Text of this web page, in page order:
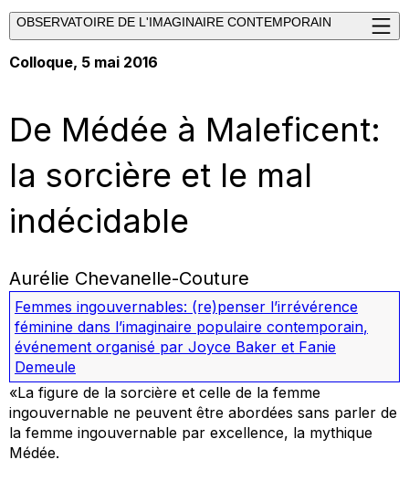
OBSERVATOIRE DE L'IMAGINAIRE CONTEMPORAIN
Colloque, 5 mai 2016
De Médée à Maleficent:
la sorcière et le mal
indécidable
Aurélie Chevanelle-Couture
Femmes ingouvernables: (re)penser l’irrévérence
féminine dans l’imaginaire populaire contemporain,
événement organisé par Joyce Baker et Fanie
Demeule
«La figure de la sorcière et celle de la femme
ingouvernable ne peuvent être abordées sans parler de
la femme ingouvernable par excellence, la mythique
Médée.